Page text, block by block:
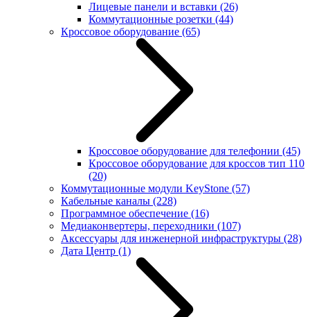
Лицевые панели и вставки (26)
Коммутационные розетки (44)
Кроссовое оборудование (65)
Кроссовое оборудование для телефонии (45)
Кроссовое оборудование для кроссов тип 110
(20)
Коммутационные модули KeyStone (57)
Кабельные каналы (228)
Программное обеспечение (16)
Медиаконвертеры, переходники (107)
Аксессуары для инженерной инфраструктуры (28)
Дата Центр (1)